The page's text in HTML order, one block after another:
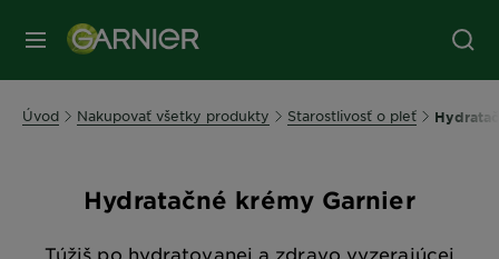
Úvod Nakupovať všetky produkty Starostlivosť o pleť
Hydratačné krémy Garnier
Túžiš po hydratovanej a zdravo vyzerajúcej